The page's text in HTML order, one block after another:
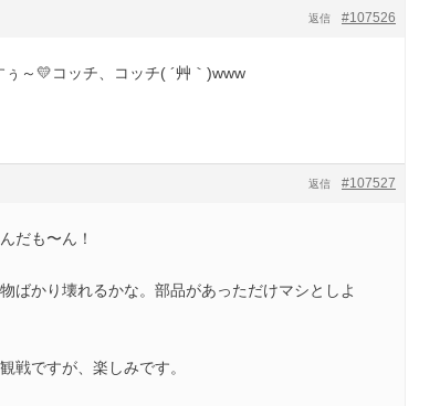
#107526
返信
～💛コッチ、コッチ( ´艸｀)www
#107527
返信
だも〜ん！
ばかり壊れるかな。部品があっただけマシとしよ
戦ですが、楽しみです。